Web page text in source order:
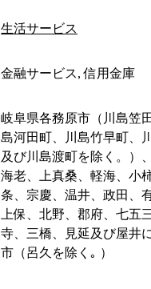
生活サービス
金融サービス, 信用金庫
岐阜県各務原市（川島笠
島河田町、川島竹早町、
及び川島渡町を除く。）
海老、上真桑、軽海、小
条、宗慶、温井、政田、
上保、北野、郡府、七五
寺、三橋、見延及び屋井
市（呂久を除く｡ ）